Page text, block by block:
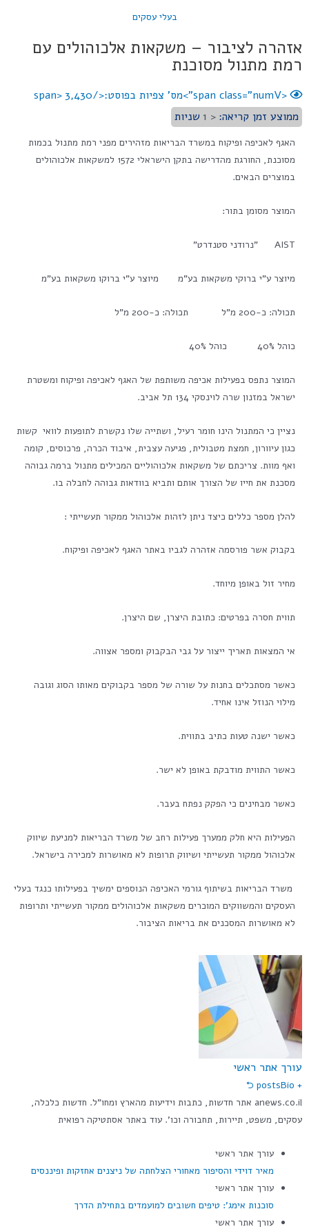
בעלי עסקים
אזהרה לציבור – משקאות אלכוהולים עם
רמת מתנול מסוכנת
<span class="numV">מס' צפיות בפוסט:</span>
3,430
ממוצע זמן קריאה: < 1 שניות
האגף לאכיפה ופיקוח במשרד הבריאות מזהירים מפני רמת מתנול בכמות
מסוכנת, החורגת מהדרישה בתקן הישראלי 1572 למשקאות אלכוהולים
במוצרים הבאים.
המוצר מסומן בתור:
AIST "נרודני סטנדרט"
מיוצר ע"י ברוקי משקאות בע"מ מיוצר ע"י ברוקו משקאות בע"מ
תכולה: כ-200 מ"ל תכולה: כ-200 מ"ל
כוהל 40% כוהל 40%
המוצר נתפס בפעילות אכיפה משותפת של האגף לאכיפה ופיקוח ומשטרת
ישראל במזנון שרה לוינסקי 134 תל אביב.
נציין כי המתנול הינו חומר רעיל, ושתייה שלו נקשרת לתופעות לוואי קשות
כגון עיוורון, חמצת מטבולית, פגיעה עצבית, איבוד הכרה, פרכוסים, קומה
ואף מוות. צריכתם של משקאות אלכוהוליים המכילים מתנול ברמה גבוהה
מסכנת את חייו של הצורך אותם ותביא בוודאות גבוהה לחבלה בו.
להלן מספר כללים כיצד ניתן לזהות אלכוהול ממקור תעשייתי :
בקבוק אשר פורסמה אזהרה לגביו באתר האגף לאכיפה ופיקוח.
מחיר זול באופן מיוחד.
תווית חסרה בפרטים: כתובת היצרן, שם היצרן.
אי המצאות תאריך ייצור על גבי הבקבוק ומספר אצווה.
כאשר מסתכלים בחנות על שורה של מספר בקבוקים מאותו הסוג וגובה
מילוי הנוזל אינו אחיד.
כאשר ישנה טעות כתיב בתווית.
כאשר התווית מודבקת באופן לא ישר.
כאשר מבחינים כי הפקק נפתח בעבר.
הפעילות היא חלק ממערך פעילות רחב של משרד הבריאות למניעת שיווק
אלכוהול ממקור תעשייתי ושיווק תרופות לא מאושרות למכירה בישראל.
משרד הבריאות בשיתוף גורמי האכיפה הנוספים ימשיך בפעילותו כנגד בעלי
העסקים והמשווקים המוכרים משקאות אלכוהולים ממקור תעשייתי ותרופות
לא מאושרות המסכנים את בריאות הציבור.
עורך אתר ראשי
+ posts
Bio ⮌
anews.co.il אתר חדשות, כתבות וידיעות מהארץ ומחו"ל. חדשות כלכלה,
עסקים, משפט, תיירות, תחבורה וכו'. עוד באתר אסתטיקה רפואית
עורך אתר ראשי
מאיר דוידי והסיפור מאחורי הצלחתה של ניצנים אחזקות ופיננסים
עורך אתר ראשי
סוכנות אימג': טיפים חשובים למועמדים בתחילת הדרך
עורך אתר ראשי